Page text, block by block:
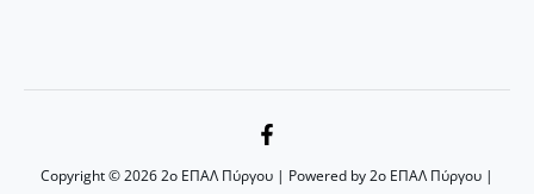
Copyright © 2026 2ο ΕΠΑΛ Πύργου | Powered by 2ο ΕΠΑΛ Πύργου |